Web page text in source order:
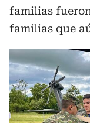
familias
familias que